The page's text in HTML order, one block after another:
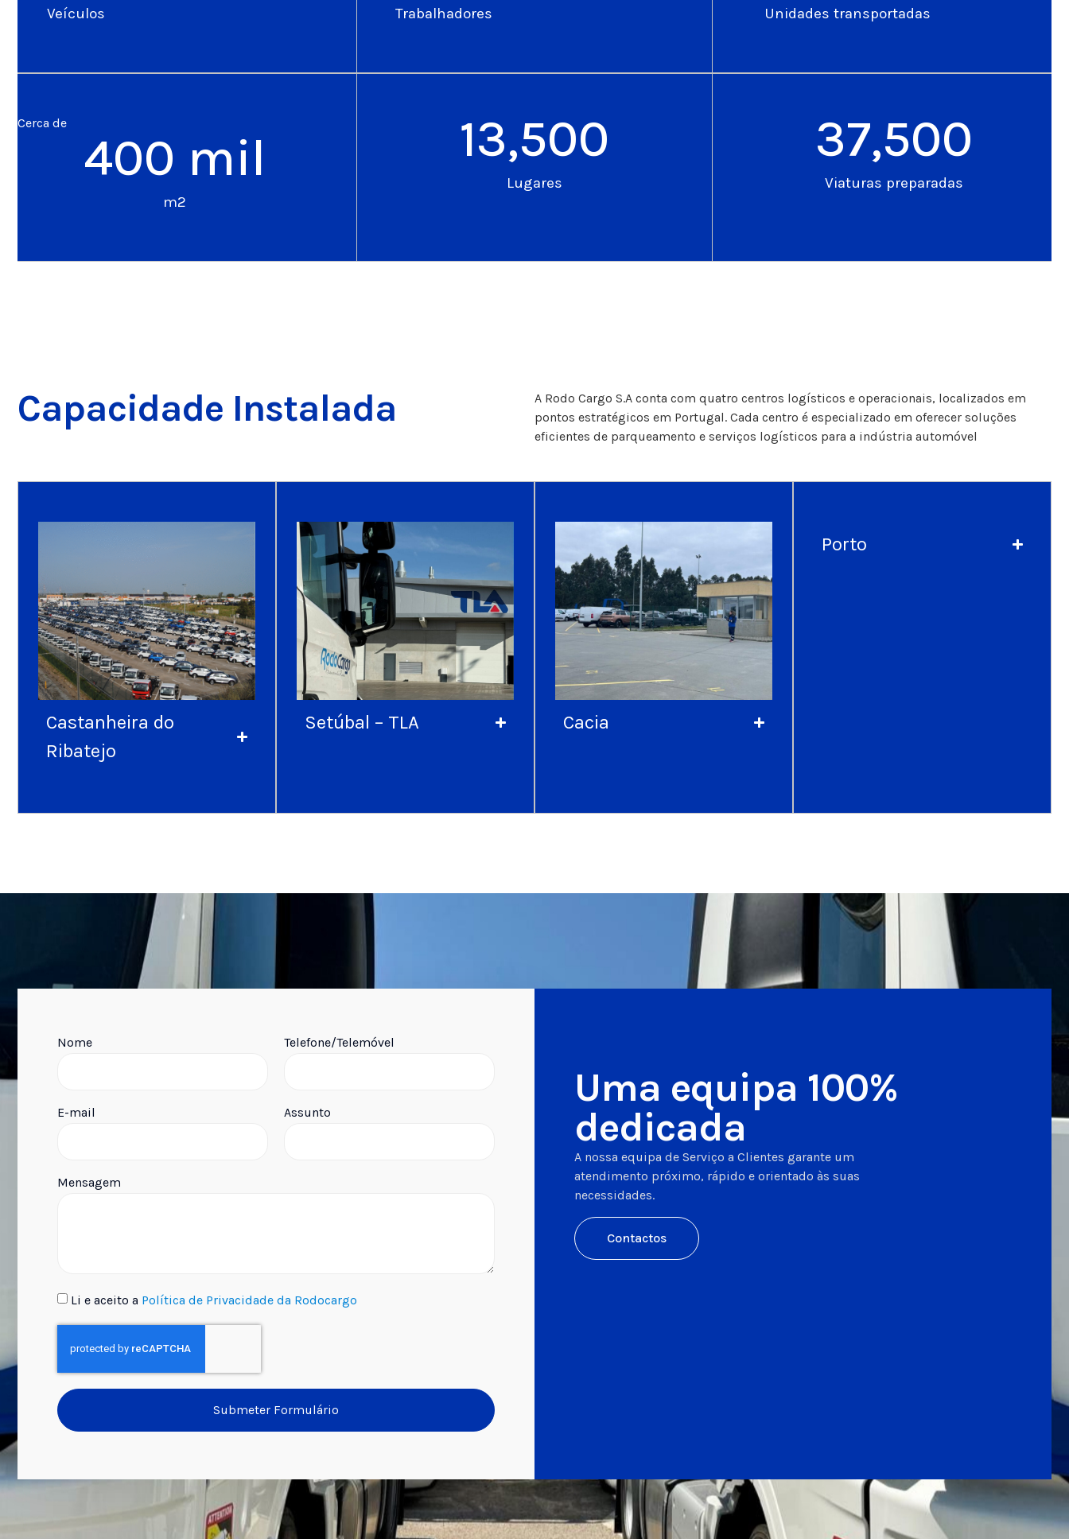
Veículos Trabalhadores Unidades transportadas
Cerca de
m2
400 mil Lugares
13,500
Viaturas preparadas
37,500
Capacidade Instalada
A Rodo Cargo S.A conta com quatro centros logísticos e operacionais, localizados em
pontos estratégicos em Portugal. Cada centro é especializado em oferecer soluções
eficientes de parqueamento e serviços logísticos para a indústria automóvel
Castanheira do
Ribatejo
Setúbal – TLA Cacia
Porto
Nome Telefone/Telemóvel
E-mail Assunto
Mensagem
Li e aceito a Política de Privacidade da Rodocargo
Submeter Formulário
Uma equipa 100%
dedicada
A nossa equipa de Serviço a Clientes garante um
atendimento próximo, rápido e orientado às suas
necessidades.
Contactos